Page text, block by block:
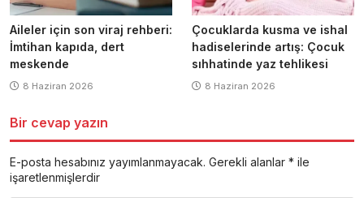
Aileler için son viraj rehberi:
İmtihan kapıda, dert
meskende
8 Haziran 2026
Çocuklarda kusma ve ishal
hadiselerinde artış: Çocuk
sıhhatinde yaz tehlikesi
8 Haziran 2026
Bir cevap yazın
E-posta hesabınız yayımlanmayacak. Gerekli alanlar * ile
işaretlenmişlerdir